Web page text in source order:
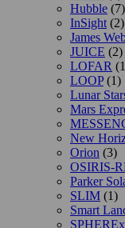
Hubble (7)
InSight (2)
James
JUICE (2)
LOFAR
LOOP(1)
Lunar
Mars
New
Orion (3)
OSIRIS-
Parker
SLIM (1)
Smart
SPHEREx